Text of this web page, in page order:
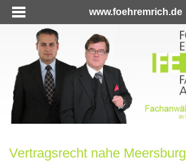
www.foehremrich.de
Vertragsrecht nahe Meersburg